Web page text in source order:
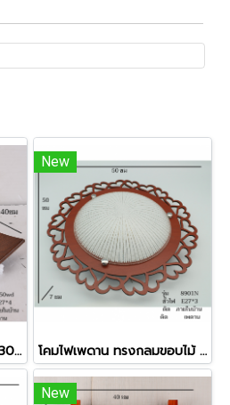
โคมไฟเพดาน ทรงกลม รุ่น 3050WD
New
โคมไฟเพดาน ทรงกลมขอบไม้ รุ่น 8901 N แถมแผงไฟ LED 3 แสงแบบแม่เหล็กแปะ
New